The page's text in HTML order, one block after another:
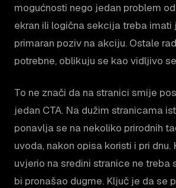
mogućnosti nego jedan problem
ekran ili logična sekcija treba imati
primaran poziv na akciju. Ostale
potrebne, oblikuju se kao vidljivo
To ne znači da na stranici smije
jedan CTA. Na dužim stranicama
ponavlja se na nekoliko prirodnih
uvoda, nakon opisa koristi i pri dnu.
uvjerio na sredini stranice ne treba
bi pronašao dugme. Ključ je da se